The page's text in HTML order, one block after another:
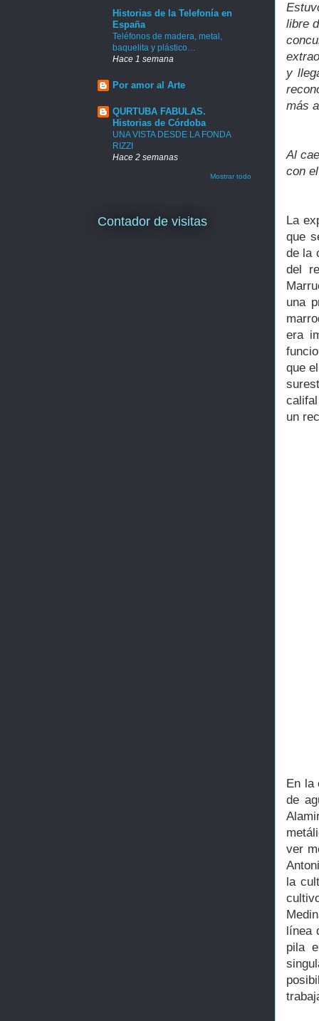
libre
y
más
Al
con
La
que
de la
del
una
era
que
un
En la
de
ver
la
línea
pila
Historias de la Telefonía en
España
Teléfonos de madera, metal,
baquelita y plástico…
Hace 1 semana
Por amor al Arte
QURTUBA FABULAS.
Historias de Córdoba
UNA VISTA DESDE LA FONDA
RIZZI
Hace 2 semanas
Mostrar todo
Contador de visitas